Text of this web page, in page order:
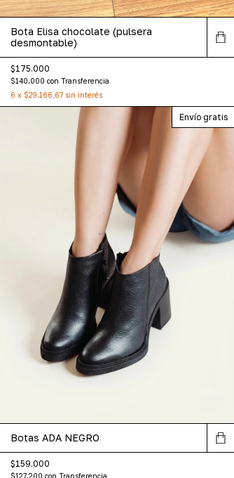
Bota Elisa chocolate (pulsera
desmontable)
$175.000
$140.000 con Transferencia
6 x $29.166,67 sin interés
Envío gratis
Botas ADA NEGRO
$159.000
$127.200 con Transferencia